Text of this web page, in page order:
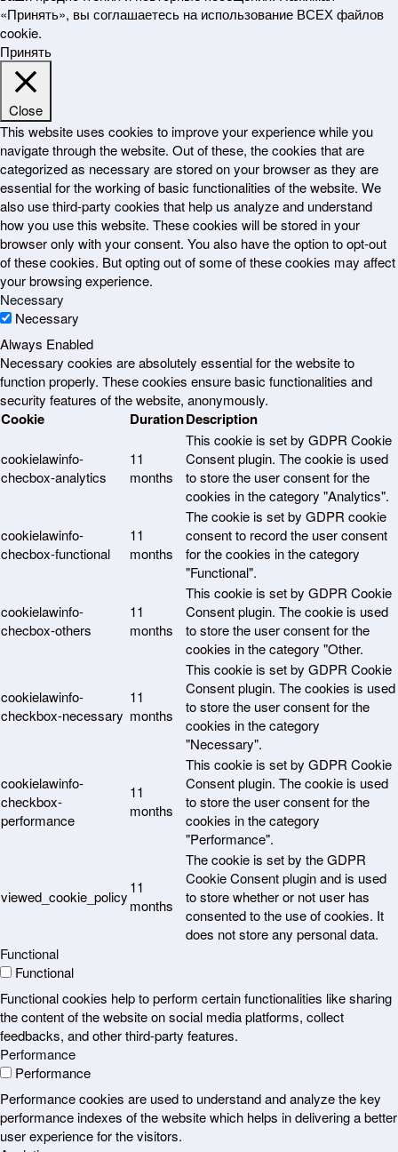
«Принять», вы соглашаетесь на использование ВСЕХ файлов
cookie.
Принять
Close
This website uses cookies to improve your experience while you
navigate through the website. Out of these, the cookies that are
categorized as necessary are stored on your browser as they are
essential for the working of basic functionalities of the website. We
also use third-party cookies that help us analyze and understand
how you use this website. These cookies will be stored in your
browser only with your consent. You also have the option to opt-out
of these cookies. But opting out of some of these cookies may affect
your browsing experience.
Necessary
Necessary
Always Enabled
Necessary cookies are absolutely essential for the website to
function properly. These cookies ensure basic functionalities and
security features of the website, anonymously.
Cookie DurationDescription
cookielawinfo-
checbox-analytics
11
months
This cookie is set by GDPR Cookie
Consent plugin. The cookie is used
to store the user consent for the
cookies in the category "Analytics".
cookielawinfo-
checbox-functional
11
months
The cookie is set by GDPR cookie
consent to record the user consent
for the cookies in the category
"Functional".
cookielawinfo-
checbox-others
11
months
This cookie is set by GDPR Cookie
Consent plugin. The cookie is used
to store the user consent for the
cookies in the category "Other.
cookielawinfo-
checkbox-necessary
11
months
This cookie is set by GDPR Cookie
Consent plugin. The cookies is used
to store the user consent for the
cookies in the category
"Necessary".
cookielawinfo-
checkbox-
performance
11
months
This cookie is set by GDPR Cookie
Consent plugin. The cookie is used
to store the user consent for the
cookies in the category
"Performance".
viewed_cookie_policy
11
months
The cookie is set by the GDPR
Cookie Consent plugin and is used
to store whether or not user has
consented to the use of cookies. It
does not store any personal data.
Functional
Functional
Functional cookies help to perform certain functionalities like sharing
the content of the website on social media platforms, collect
feedbacks, and other third-party features.
Performance
Performance
Performance cookies are used to understand and analyze the key
performance indexes of the website which helps in delivering a better
user experience for the visitors.